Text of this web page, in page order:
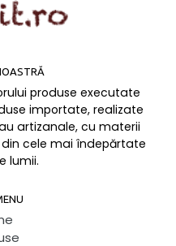
produse executate
importate, realizate
artizanale, cu materii
cele mai îndepărtate
lumii.